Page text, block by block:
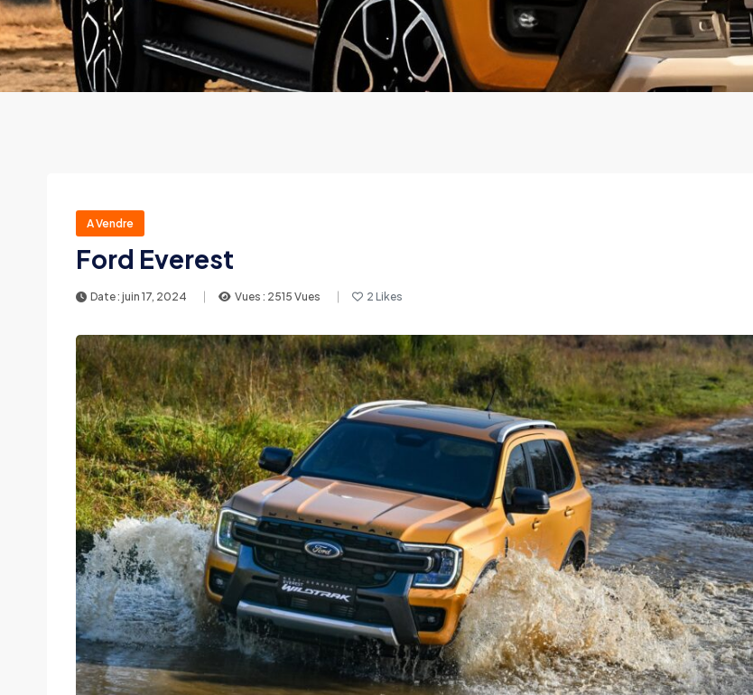
A Vendre
Ford Everest
Date : juin 17, 2024 Vues : 2515 Vues 2 Likes